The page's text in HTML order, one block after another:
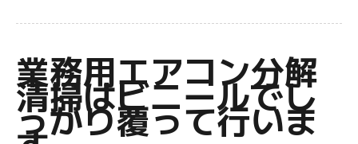
業務用エアコン分解
清掃はビニールでし
っかり覆って行いま